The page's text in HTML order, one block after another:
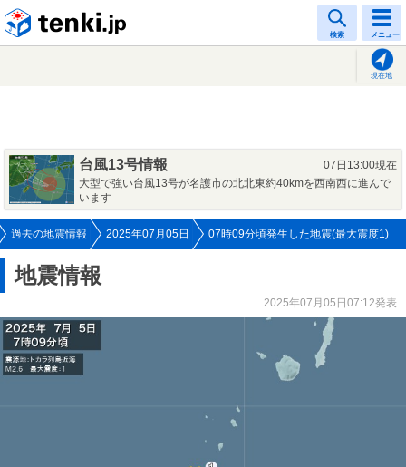
検索 メニュー
現在地
台風13号情報
07日13:00現在
大型で強い台風13号が名護市の北北東約40kmを西南西に進んで
います
過去の地震情報 2025年07月05日 07時09分頃発生した地震(最大震度1)
地震情報
2025年07月05日07:12発表